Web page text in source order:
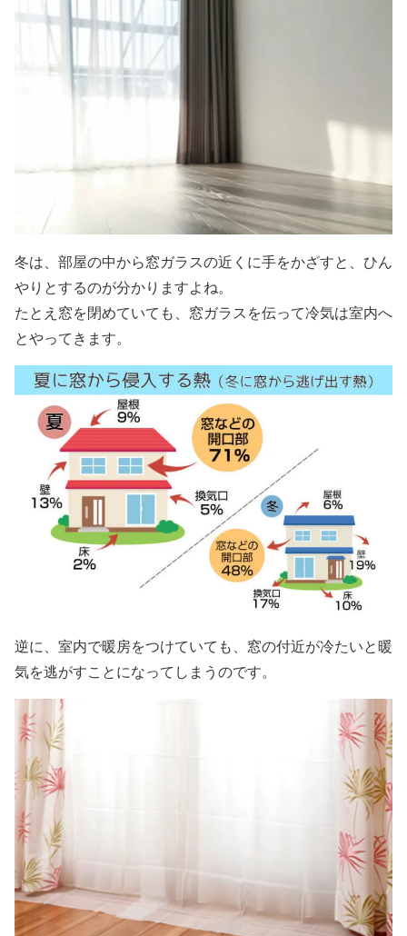
冬は、部屋の中から窓ガラスの近くに手をかざすと、ひん
やりとするのが分かりますよね。
たとえ窓を閉めていても、窓ガラスを伝って冷気は室内へ
とやってきます。
逆に、室内で暖房をつけていても、窓の付近が冷たいと暖
気を逃がすことになってしまうのです。